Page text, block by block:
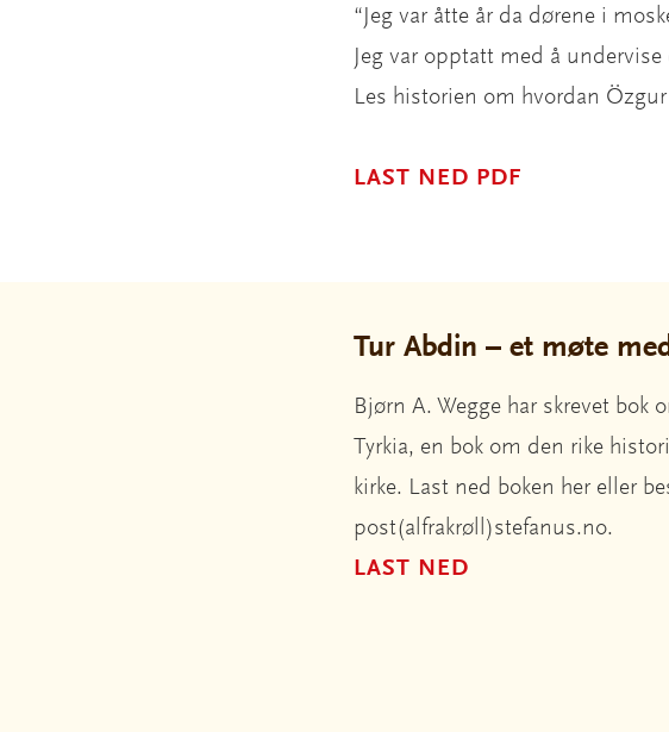
“Jeg var åtte år da dørene i
Jeg var opptatt med å undervise
Les historien om hvordan
LAST NED PDF
Tur Abdin – et møte
Bjørn A. Wegge har skrevet bok
Tyrkia, en bok om den rike
kirke. Last ned boken her eller
post(alfrakrøll)stefanus.no.
LAST NED